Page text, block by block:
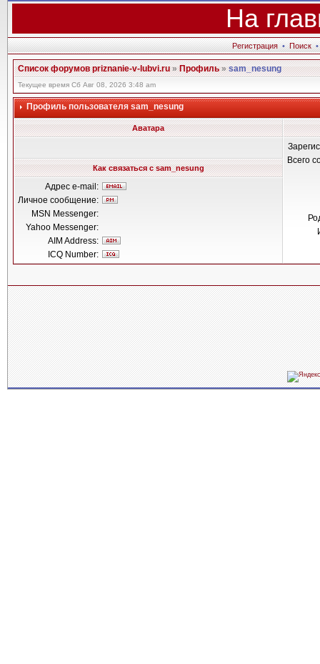
На
Регистрация • Поиск •
Список форумов priznanie-v-lubvi.ru»Профиль»sam_nesung
Текущее время Сб Авг 08, 2026 3:48 am
Профиль пользователя sam_nesung
Аватара
Всего
Как связаться с sam_nesung
Адрес e-mail:
Личное сообщение:
MSN Messenger:
Yahoo Messenger:
AIM Address:
ICQ Number: